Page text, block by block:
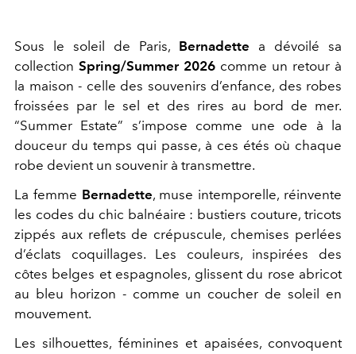
Sous le soleil de Paris, Bernadette a dévoilé sa
collection Spring/Summer 2026 comme un retour à
la maison - celle des souvenirs d’enfance, des robes
froissées par le sel et des rires au bord de mer.
“Summer Estate” s’impose comme une ode à la
douceur du temps qui passe, à ces étés où chaque
robe devient un souvenir à transmettre.
La femme Bernadette, muse intemporelle, réinvente
les codes du chic balnéaire : bustiers couture, tricots
zippés aux reflets de crépuscule, chemises perlées
d’éclats coquillages. Les couleurs, inspirées des
côtes belges et espagnoles, glissent du rose abricot
au bleu horizon - comme un coucher de soleil en
mouvement.
Les silhouettes, féminines et apaisées, convoquent